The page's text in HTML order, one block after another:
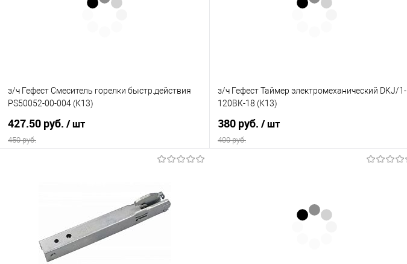
з/ч Гефест Смеситель горелки быстр.действия
PS50052-00-004 (К13)
427.50 руб. / шт
450 руб.
Сравнение
В наличии
з/ч Гефест Таймер электромеханический DKJ/1-
120ВК-18 (К13)
380 руб. / шт
400 руб.